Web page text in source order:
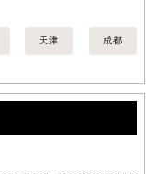
天津 成都